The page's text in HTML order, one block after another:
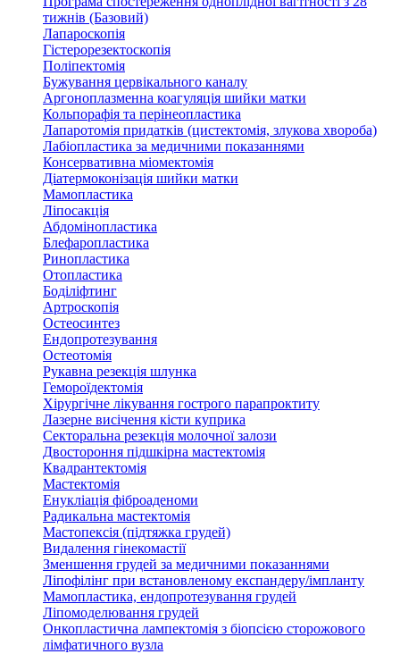
тижнів (Базовий)
Лапароскопія
Гістерорезектоскопія
Поліпектомія
Бужування цервікального каналу
Аргоноплазменна коагуляція шийки матки
Кольпорафія та перінеопластика
Лапаротомія придатків (цистектомія, злукова хвороба)
Лабіопластика за медичними показаннями
Консервативна міомектомія
Діатермоконізація шийки матки
Мамопластика
Ліпосакція
Абдомінопластика
Блефаропластика
Ринопластика
Отопластика
Боділіфтинг
Артроскопія
Остеосинтез
Ендопротезування
Остеотомія
Рукавна резекція шлунка
Гемороїдектомія
Хірургічне лікування гострого парапроктиту
Лазерне висічення кісти куприка
Секторальна резекція молочної залози
Двостороння підшкірна мастектомія
Квадрантектомія
Мастектомія
Енукліація фіброаденоми
Радикальна мастектомія
Мастопексія (підтяжка грудей)
Видалення гінекомастії
Зменшення грудей за медичними показаннями
Ліпофілінг при встановленому експандеру/імпланту
Мамопластика, ендопротезування грудей
Ліпомоделювання грудей
Онкопластична лампектомія з біопсією сторожового
лімфатичного вузла